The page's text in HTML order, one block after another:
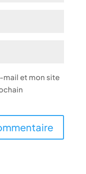
mail et mon site